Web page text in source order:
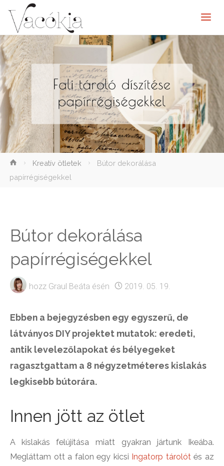
elenítése
Kreatív ötletek
Bútor dekorálása
papírrégiségekkel
Bútor dekorálása
papírrégiségekkel
hozz Graul Beáta ésén 2019. 05. 19.
Ebben a bejegyzésben egy egyszerű, de
látványos DIY projektet mutatok: eredeti,
antik levelezőlapokat és bélyegeket
ragasztgattam a 8 négyzetméteres kislakás
legkisebb bútorára.
Innen jött az ötlet
A kislakás felújítása miatt gyakran jártunk Ikeába.
Megláttam ott a falon egy kicsi Ingatorp tárolótés az